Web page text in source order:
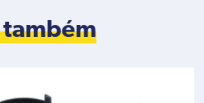
também